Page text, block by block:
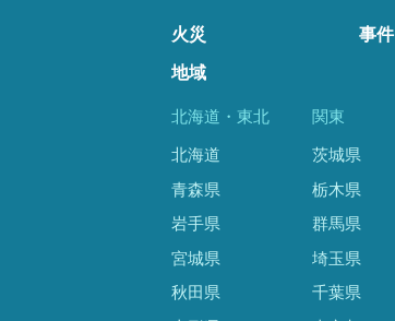
火災 事件
地域
北海道・東北
北海道
青森県
岩手県
宮城県
秋田県
関東
茨城県
栃木県
群馬県
埼玉県
千葉県